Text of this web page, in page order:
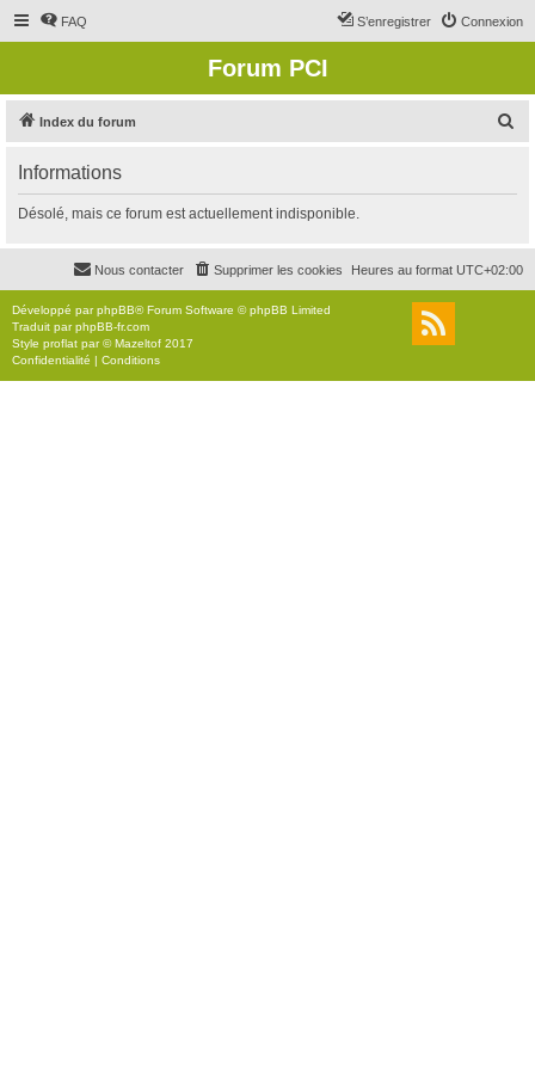
FAQ Connexion
S’enregistrer
Forum PCI
Index du forum
r
c
r
Informations
Désolé, mais ce forum est actuellement indisponible.
Heures au format UTC+02:00
Supprimer les cookies
Nous contacter
Développé parphpBB® Forum Software © phpBB Limited
Traduit parphpBB-fr.com
Style proflat par ©Mazeltof 2017
Confidentialité | Conditions